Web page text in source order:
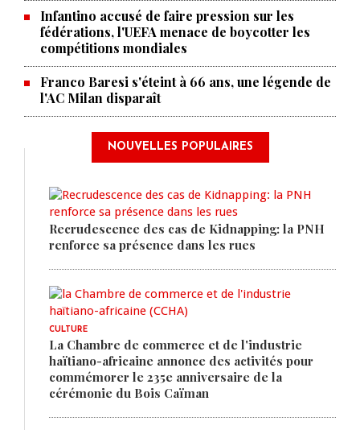
Infantino accusé de faire pression sur les
fédérations, l'UEFA menace de boycotter les
compétitions mondiales
Franco Baresi s'éteint à 66 ans, une légende de
l'AC Milan disparaît
NOUVELLES POPULAIRES
Recrudescence des cas de Kidnapping: la PNH
renforce sa présence dans les rues
CULTURE
La Chambre de commerce et de l'industrie
haïtiano-africaine annonce des activités pour
commémorer le 235e anniversaire de la
cérémonie du Bois Caïman